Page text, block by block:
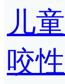
儿
咬